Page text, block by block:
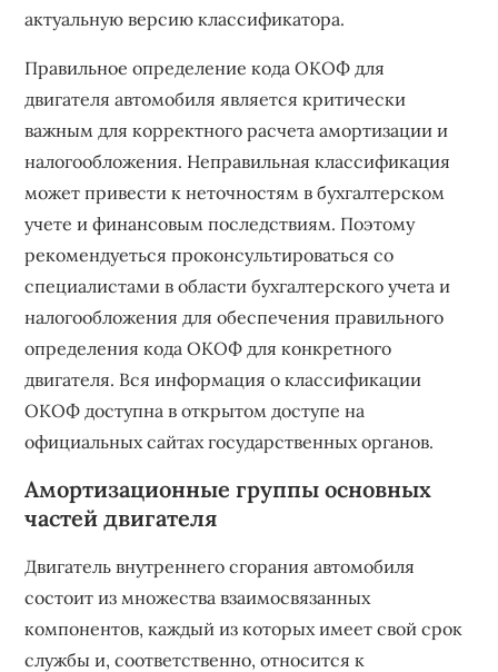
актуальную версию классификатора.
Правильное определение кода ОКОФ для
двигателя автомобиля является критически
важным для корректного расчета амортизации и
налогообложения. Неправильная классификация
может привести к неточностям в бухгалтерском
учете и финансовым последствиям. Поэтому
рекомендуеться проконсультироваться со
специалистами в области бухгалтерского учета и
налогообложения для обеспечения правильного
определения кода ОКОФ для конкретного
двигателя. Вся информация о классификации
ОКОФ доступна в открытом доступе на
официальных сайтах государственных органов.
Амортизационные группы основных
частей двигателя
Двигатель внутреннего сгорания автомобиля
состоит из множества взаимосвязанных
компонентов, каждый из которых имеет свой срок
службы и, соответственно, относится к